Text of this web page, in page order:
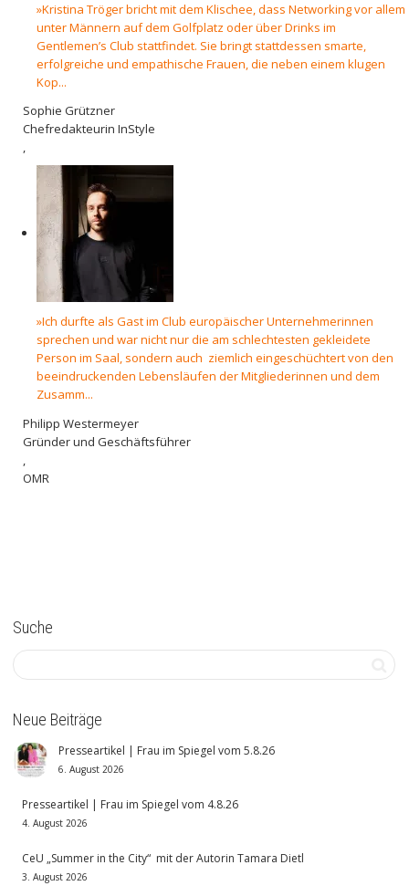
»Kristina Tröger bricht mit dem Klischee, dass Networking vor allem
unter Männern auf dem Golfplatz oder über Drinks im
Gentlemen’s Club stattfindet. Sie bringt stattdessen smarte,
erfolgreiche und empathische Frauen, die neben einem klugen
Kop...
Sophie Grützner
Chefredakteurin InStyle
,
»Ich durfte als Gast im Club europäischer Unternehmerinnen
sprechen und war nicht nur die am schlechtesten gekleidete
Person im Saal, sondern auch ziemlich eingeschüchtert von den
beeindruckenden Lebensläufen der Mitgliederinnen und dem
Zusamm...
Philipp Westermeyer
Gründer und Geschäftsführer
OMR
Suche
Neue Beiträge
Presseartikel | Frau im Spiegel vom 5.8.26
6. August 2026
Presseartikel | Frau im Spiegel vom 4.8.26
4. August 2026
CeU „Summer in the City“ mit der Autorin Tamara Dietl
3. August 2026